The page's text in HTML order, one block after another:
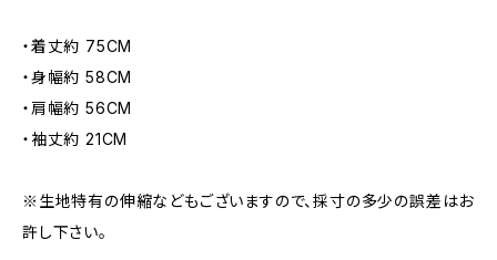
・着丈約 75CM
・身幅約 58CM
・肩幅約 56CM
・袖丈約 21CM
※生地特有の伸縮などもございますので、採寸の多少の誤差はお
許し下さい。